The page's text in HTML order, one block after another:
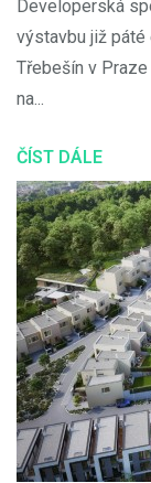
Developerská
výstavbu již páté
Třebešín v
na...
ČÍST DÁLE